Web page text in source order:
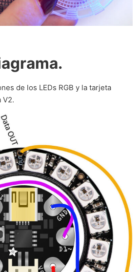
de los LEDs RGB y la tarjeta
V2.